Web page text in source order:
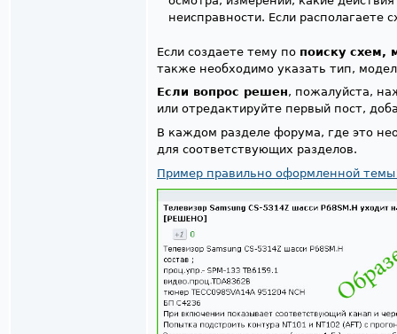
неисправности. Если располагаете
Если создаете тему по поиску схем,
также необходимо указать тип,
Если вопрос решен, пожалуйста,
или отредактируйте первый пост,
В каждом разделе форума, где это
для соответствующих разделов.
Пример правильно оформленной